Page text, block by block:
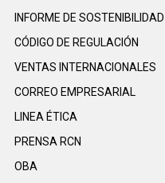
INFORME DE SOSTENIBILIDAD
CÓDIGO DE REGULACIÓN
VENTAS INTERNACIONALES
CORREO EMPRESARIAL
LINEA ÉTICA
PRENSA RCN
OBA